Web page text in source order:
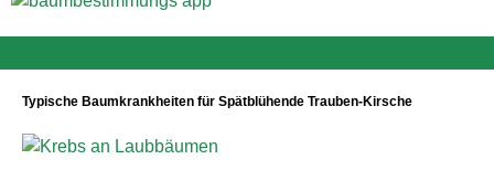
Typische Baumkrankheiten für Spätblühende Trauben-Kirsche